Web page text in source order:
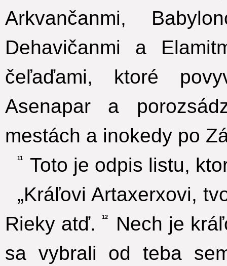
Arkvančanmi,
Dehavičanmi a
čeľaďami, ktoré
Asenapar a
mestách a inokedy po
11
Toto je odpis listu,
„Kráľovi Artaxerxovi,
Rieky atď.12
Nech je
sa vybrali od teba